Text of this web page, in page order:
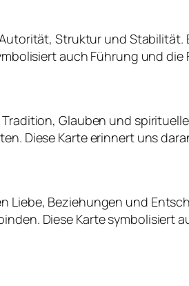
Struktur und
auch Führung und
Glauben und
Diese Karte erinnert uns
Liebe, Beziehungen und
Diese Karte symbolisiert